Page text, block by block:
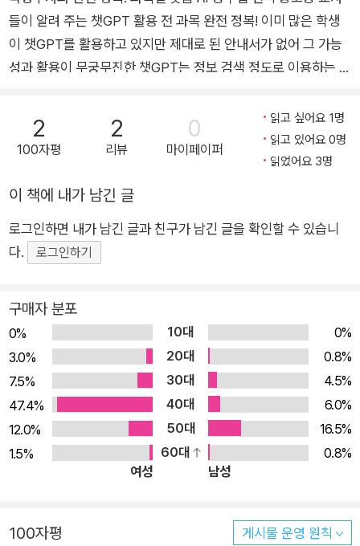
들이 알려 주는 챗GPT 활용 전 과목 완전 정복! 이미 많은 학생
이 챗GPT를 활용하고 있지만 제대로 된 안내서가 없어 그 가능
성과 활용이 무궁무진한 챗GPT는 정보 검색 정도로 이용하는 데
업 경험을 바탕으로 챗GPT를 어떻게 개인 학습자의 공부에 활용
할 수 있는지 과목별로 상세하게 알려 주며, 개념 학습과 수행평
가, 탐구보고서 작성까지 활용할 수 있도록 안내한다. 특히 학생
하여 챗GPT를 활용한 일대일 맞춤형 공부가 가능하도록 소개한
다. 국어, 영어, 수학 주요 과목뿐만 아니라 사회, 과학 탐구 과목
까지 전 과목의 개념 이해·문제 풀이·탐구하는 방법을 안내하고,
포맷을 제안한다. 국어는 문학 감상 포인트 찾기부터 비문학 독
해, 진로 서평 쓰기까지 질문으로 사고력을 확장하는 법을 제시한
다. 영어는 독해·문법·말하기를 위한 맞춤형 프롬프트로 AI와 함
께 외국어 감각을 키우는 방법을 안내하며, 수학은 개념 정리부터
문제 풀이 루틴 세우기, 탐구주제 설정까지 AI를 활용한 수학적
사고 훈련법을 제시하고, 틀린 문제를 어떤 방식으로 챗GPT에
설명해야 올바른 개념과 풀이 과정을 확인할 수 있는지 구체적으
로 다룬다. 사회는 교과서 개념 정리부터 탐구주제 도출까지 챗G
반 개념 질문, 실험 아이디어 도출, 탐구보고서 설계까지 챗GPT
2
100자평
2
리뷰
0
마이페이퍼
읽고 싶어요 1명
읽고 있어요 0명
읽었어요 3명
이 책에 내가 남긴 글
로그인하면 내가 남긴 글과 친구가 남긴 글을 확인할 수 있습니
다.
로그인하기
구매자 분포
0% 10대
0%
3.0%
20대
0.8%
7.5%
30대
4.5%
47.4%
40대
6.0%
12.0%
50대
16.5%
1.5%
60대
0.8%
여성
남성
100자평 게시물 운영 원칙